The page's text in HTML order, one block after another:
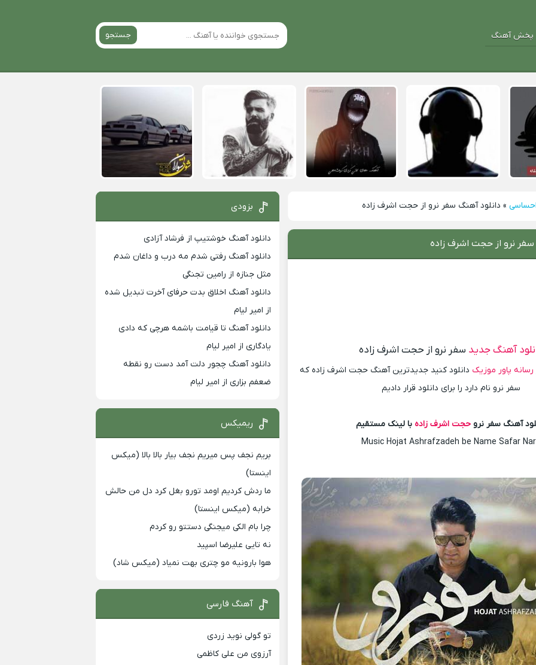
پخش آهنگ جستجو
» دانلود آهنگ سفر نرو از حجت اشرف زاده
سفر نرو از حجت اشرف زاده
آهنگ جدید سفر نرو از حجت اشرف زاده
رسانه پاور موزیک دانلود کنید جدیدترین آهنگ حجت اشرف زاده که
سفر نرو نام دارد را برای دانلود قرار دادیم
آهنگ سفر نرو حجت اشرف زاده با لینک مستقیم
Music Hojat Ashrafzadeh be Name Safar
بزودی
دانلود آهنگ خوشتیپ از فرشاد آزادی
دانلود آهنگ رفتی شدم مه درب و داغان شدم
مثل جنازه از رامین تجنگی
دانلود آهنگ اخلاق بدت حرفای آخرت تبدیل شده
از امیر لیام
دانلود آهنگ تا قیامت باشمه هرچی که دادی
یادگاری از امیر لیام
دانلود آهنگ چجور دلت آمد دست رو نقطه
ضعفم بزاری از امیر لیام
ریمیکس
بریم نجف پس میریم نجف بیار بالا بالا (میکس
اینستا)
ما ردش کردیم اومد تورو بغل کرد دل من حالش
خرابه (میکس اینستا)
چرا بام الکی میجنگی دستتو رو کردم
نه تایی علیرضا اسپید
هوا بارونیه مو چتری بهت نمیاد (میکس شاد)
آهنگ فارسی
تو گولی نوید زردی
آرزوی من علی کاظمی